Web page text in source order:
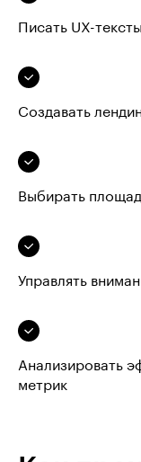
Писать UX-
Создавать
Выбирать
Управлять
Анализировать
метрик